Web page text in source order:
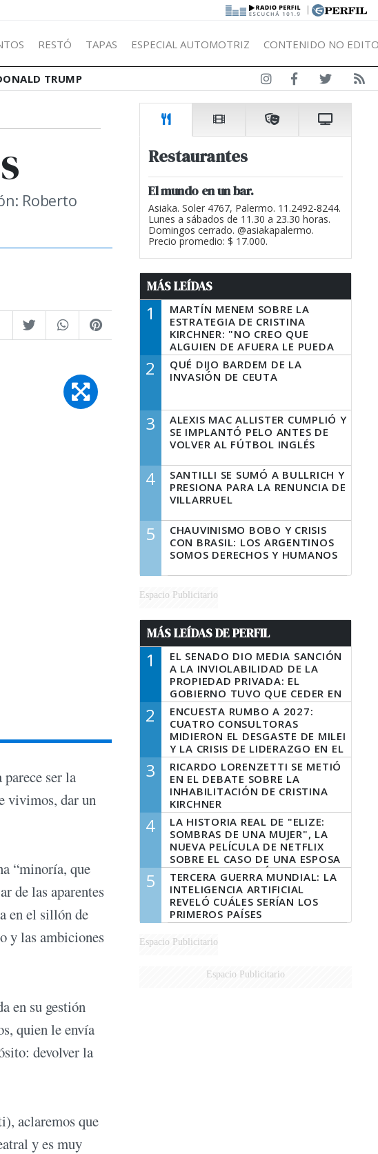
|
RESTÓ TAPAS ESPECIAL AUTOMOTRIZ CONTENIDO NO
TRUMP
Roberto
ser la
vivimos, dar un
“minoría, que
de las aparentes
en el sillón de
y las ambiciones
en su gestión
quien le envía
devolver la
aclaremos que
y es muy
Restaurantes
El mundo en un bar.
Asiaka. Soler 4767, Palermo. 11.2492-8244.
Lunes a sábados de 11.30 a 23.30 horas.
Domingos cerrado. @asiakapalermo.
Precio promedio: $ 17.000.
MÁS LEÍDAS
1
MARTÍN MENEM SOBRE LA
ESTRATEGIA DE CRISTINA
KIRCHNER: "NO CREO QUE
ALGUIEN DE AFUERA LE PUEDA
DECIR A LA JUSTICIA LO QUE
TIENE QUE HACER"
2
QUÉ DIJO BARDEM DE LA
INVASIÓN DE CEUTA
3
ALEXIS MAC ALLISTER CUMPLIÓ Y
SE IMPLANTÓ PELO ANTES DE
VOLVER AL FÚTBOL INGLÉS
4
SANTILLI SE SUMÓ A BULLRICH Y
PRESIONA PARA LA RENUNCIA DE
VILLARRUEL
5
CHAUVINISMO BOBO Y CRISIS
CON BRASIL: LOS ARGENTINOS
SOMOS DERECHOS Y HUMANOS
Espacio Publicitario
MÁS LEÍDAS DE PERFIL
1
EL SENADO DIO MEDIA SANCIÓN
A LA INVIOLABILIDAD DE LA
PROPIEDAD PRIVADA: EL
GOBIERNO TUVO QUE CEDER EN
LA LEY DEL MANEJO DEL FUEGO
2
ENCUESTA RUMBO A 2027:
CUATRO CONSULTORAS
MIDIERON EL DESGASTE DE MILEI
Y LA CRISIS DE LIDERAZGO EN EL
PERONISMO
3
RICARDO LORENZETTI SE METIÓ
EN EL DEBATE SOBRE LA
INHABILITACIÓN DE CRISTINA
KIRCHNER
4
LA HISTORIA REAL DE "ELIZE:
SOMBRAS DE UNA MUJER", LA
NUEVA PELÍCULA DE NETFLIX
SOBRE EL CASO DE UNA ESPOSA
QUE DESCUARTIZÓ A SU
MARIDO
5
TERCERA GUERRA MUNDIAL: LA
INTELIGENCIA ARTIFICIAL
REVELÓ CUÁLES SERÍAN LOS
PRIMEROS PAÍSES
LATINOAMERICANOS EN SER
DERROTADOS
Espacio Publicitario
Espacio Publicitario